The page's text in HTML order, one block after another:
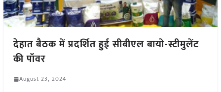
देहात बैठक में प्रदर्शित हुई सीबीएल बायो-स्टीमुलेंट
की पॉवर
August 23, 2024